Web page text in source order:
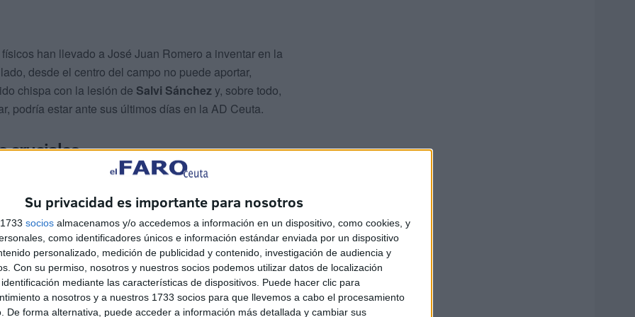
Su privacidad es importante para nosotros
socios almacenamos y/o accedemos a información en un dispositivo, como cookies, y
como identificadores únicos e información estándar enviada por un dispositivo
personalizado, medición de publicidad y contenido, investigación de audiencia y
Con su permiso, nosotros y nuestros socios podemos utilizar datos de localización
mediante las características de dispositivos. Puede hacer clic para
a nosotros y a nuestros 1733 socios para que llevemos a cabo el procesamiento
De forma alternativa, puede acceder a información más detallada y cambiar sus
han llevado a José Juan Romero a inventar en la
desde el centro del campo no puede aportar,
chispa con la lesión de Salvi Sánchezy, sobre todo,
podría estar ante sus últimos días en la AD Ceuta.
cruciales
estar ante sus últimas semanas en la ciudad
muchas opciones de volver a Cornellá tras cumplir
Y Youness, por su parte, lo tiene hecho desde
Murube en la última jornada contra el Albacete